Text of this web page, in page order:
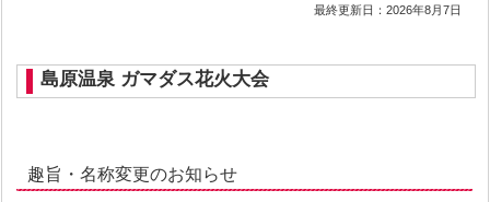
最終更新日：2026年8月7日
島原温泉 ガマダス花火大会
趣旨・名称変更のお知らせ